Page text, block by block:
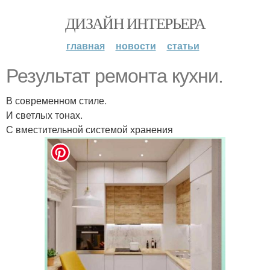
ДИЗАЙН ИНТЕРЬЕРА
главная новости статьи
Результат ремонта кухни.
В современном стиле.
И светлых тонах.
С вместительной системой хранения